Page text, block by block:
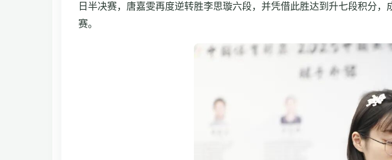
日半决赛，唐嘉雯再度逆转胜李思璇六段，并凭借此胜达到升七段积分
赛。